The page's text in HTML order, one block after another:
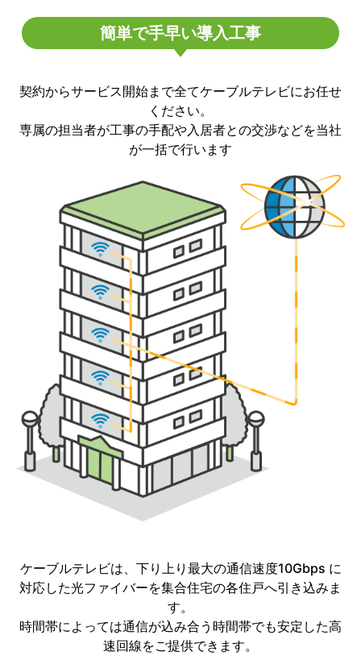
簡単で手早い導入工事
契約からサービス開始まで全てケーブルテレビにお任せ
ください。
専属の担当者が工事の手配や入居者との交渉などを当社
が一括で行います
ケーブルテレビは、下り上り最大の通信速度10Gbps に
対応した光ファイバーを集合住宅の各住戸へ引き込みま
す。
時間帯によっては通信が込み合う時間帯でも安定した高
速回線をご提供できます。